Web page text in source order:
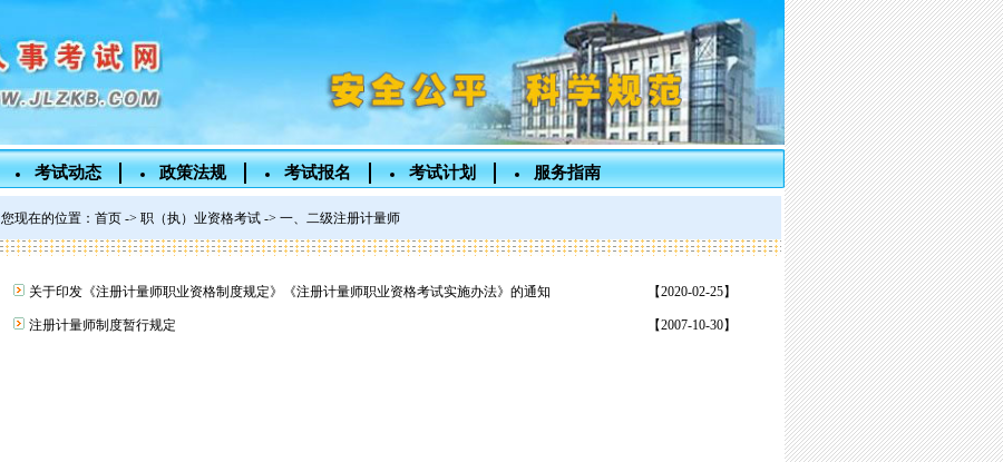
考试动态 政策法规 考试报名 考试计划 服务指南
您现在的位置： 首页 -> 职（执）业资格考试 -> 一、二级注册计量师
关于印发《注册计量师职业资格制度规定》《注册计量师职业资格考试实施办法》的通知 【2020-02-25】
注册计量师制度暂行规定 【2007-10-30】